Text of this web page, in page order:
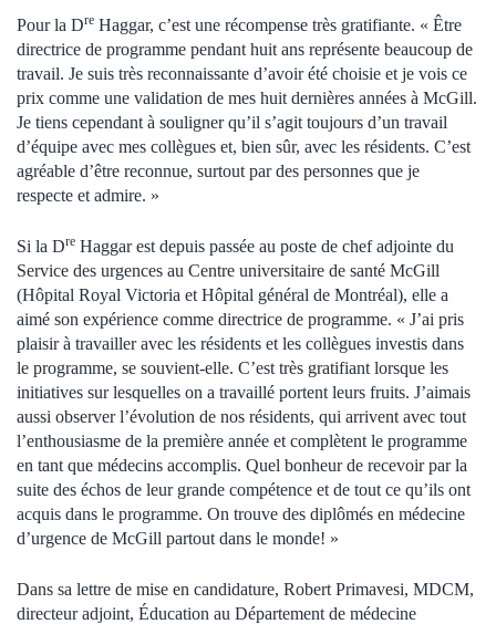
Pour la Dre Haggar, c’est une récompense très gratifiante. « Être
directrice de programme pendant huit ans représente beaucoup de
travail. Je suis très reconnaissante d’avoir été choisie et je vois ce
prix comme une validation de mes huit dernières années à McGill.
Je tiens cependant à souligner qu’il s’agit toujours d’un travail
d’équipe avec mes collègues et, bien sûr, avec les résidents. C’est
agréable d’être reconnue, surtout par des personnes que je
respecte et admire. »
Si la Dre Haggar est depuis passée au poste de chef adjointe du
Service des urgences au Centre universitaire de santé McGill
(Hôpital Royal Victoria et Hôpital général de Montréal), elle a
aimé son expérience comme directrice de programme. « J’ai pris
plaisir à travailler avec les résidents et les collègues investis dans
le programme, se souvient-elle. C’est très gratifiant lorsque les
initiatives sur lesquelles on a travaillé portent leurs fruits. J’aimais
aussi observer l’évolution de nos résidents, qui arrivent avec tout
l’enthousiasme de la première année et complètent le programme
en tant que médecins accomplis. Quel bonheur de recevoir par la
suite des échos de leur grande compétence et de tout ce qu’ils ont
acquis dans le programme. On trouve des diplômés en médecine
d’urgence de McGill partout dans le monde! »
Dans sa lettre de mise en candidature, Robert Primavesi, MDCM,
directeur adjoint, Éducation au Département de médecine